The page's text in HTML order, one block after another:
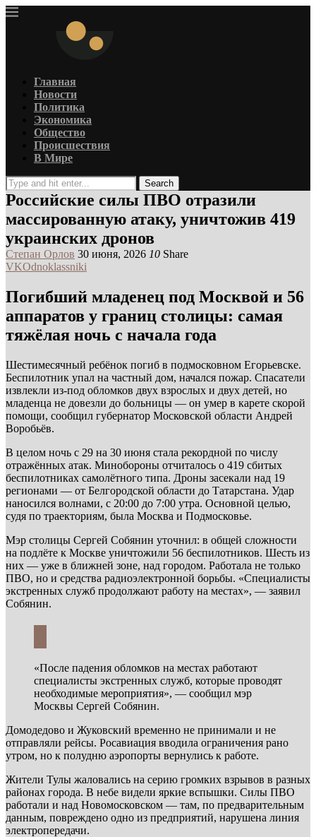
Главная
Новости
Политика
Экономика
Общество
Происшествия
В Мире
Search
Российские силы ПВО отразили
массированную атаку, уничтожив 419
украинских дронов
Степан Орлов 30 июня, 2026 10 Share
VKOdnoklassniki
Погибший младенец под Москвой и 56
аппаратов у границ столицы: самая
тяжёлая ночь с начала года
Шестимесячный ребёнок погиб в подмосковном Егорьевске.
Беспилотник упал на частный дом, начался пожар. Спасатели
извлекли из-под обломков двух взрослых и двух детей, но
младенца не довезли до больницы — он умер в карете скорой
помощи, сообщил губернатор Московской области Андрей
Воробьёв.
В целом ночь с 29 на 30 июня стала рекордной по числу
отражённых атак. Минобороны отчиталось о 419 сбитых
беспилотниках самолётного типа. Дроны засекали над 19
регионами — от Белгородской области до Татарстана. Удар
наносился волнами, с 20:00 до 7:00 утра. Основной целью,
судя по траекториям, была Москва и Подмосковье.
Мэр столицы Сергей Собянин уточнил: в общей сложности
на подлёте к Москве уничтожили 56 беспилотников. Шесть из
них — уже в ближней зоне, над городом. Работала не только
ПВО, но и средства радиоэлектронной борьбы. «Специалисты
экстренных служб продолжают работу на местах», — заявил
Собянин.
«После падения обломков на местах работают
специалисты экстренных служб, которые проводят
необходимые мероприятия», — сообщил мэр
Москвы Сергей Собянин.
Домодедово и Жуковский временно не принимали и не
отправляли рейсы. Росавиация вводила ограничения рано
утром, но к полудню аэропорты вернулись к работе.
Жители Тулы жаловались на серию громких взрывов в разных
районах города. В небе видели яркие вспышки. Силы ПВО
работали и над Новомосковском — там, по предварительным
данным, повреждено одно из предприятий, нарушена линия
электропередачи.